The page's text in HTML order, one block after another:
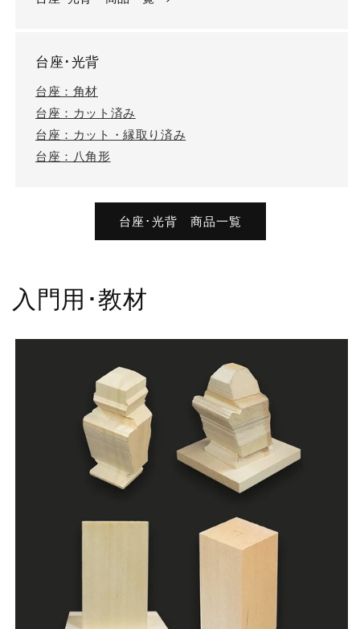
台座･光背
台座：角材
台座：カット済み
台座：カット・縁取り済み
台座：八角形
台座･光背 商品一覧
入門用･教材